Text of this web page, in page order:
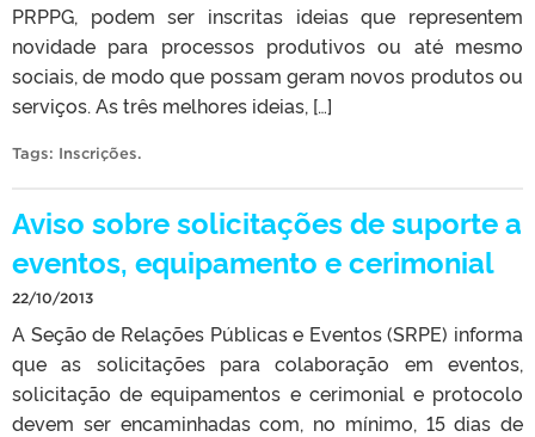
PRPPG, podem ser inscritas ideias que representem
novidade para processos produtivos ou até mesmo
sociais, de modo que possam geram novos produtos ou
serviços. As três melhores ideias, […]
Tags: Inscrições.
Aviso sobre solicitações de suporte a
eventos, equipamento e cerimonial
22/10/2013
A Seção de Relações Públicas e Eventos (SRPE) informa
que as solicitações para colaboração em eventos,
solicitação de equipamentos e cerimonial e protocolo
devem ser encaminhadas com, no mínimo, 15 dias de